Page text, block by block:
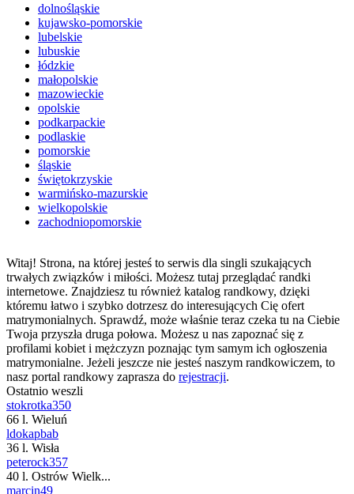
dolnośląskie
kujawsko-pomorskie
lubelskie
lubuskie
łódzkie
małopolskie
mazowieckie
opolskie
podkarpackie
podlaskie
pomorskie
śląskie
świętokrzyskie
warmińsko-mazurskie
wielkopolskie
zachodniopomorskie
Witaj! Strona, na której jesteś to serwis dla singli szukających
trwałych związków i miłości. Możesz tutaj przeglądać randki
internetowe. Znajdziesz tu również katalog randkowy, dzięki
któremu łatwo i szybko dotrzesz do interesujących Cię ofert
matrymonialnych. Sprawdź, może właśnie teraz czeka tu na Ciebie
Twoja przyszła druga połowa. Możesz u nas zapoznać się z
profilami kobiet i mężczyzn poznając tym samym ich ogłoszenia
matrymonialne. Jeżeli jeszcze nie jesteś naszym randkowiczem, to
nasz portal randkowy zaprasza do rejestracji.
Ostatnio weszli
stokrotka350
66 l. Wieluń
ldokapbab
36 l. Wisła
peterock357
40 l. Ostrów Wielk...
marcin49